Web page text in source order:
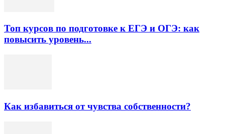
Топ курсов по подготовке к ЕГЭ и ОГЭ: как
повысить уровень...
Как избавиться от чувства собственности?